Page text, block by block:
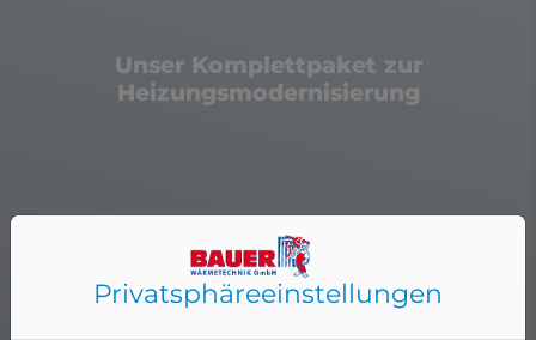
Unser Komplettpaket zur
Heizungsmodernisierung
Qualität zum fairen Preis
Privatsphäre­einstellungen